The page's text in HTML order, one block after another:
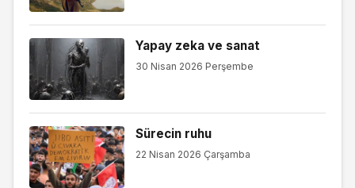
Yapay zeka ve sanat
30 Nisan 2026 Perşembe
Sürecin ruhu
22 Nisan 2026 Çarşamba